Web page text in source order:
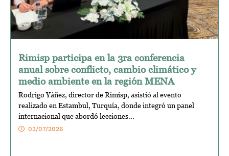
Rimisp participa en la 3ra conferencia
anual sobre conflicto, cambio climático y
medio ambiente en la región MENA
Rodrigo Yáñez, director de Rimisp, asistió al evento
realizado en Estambul, Turquía, donde integró un panel
internacional que abordó lecciones...
03/07/2026